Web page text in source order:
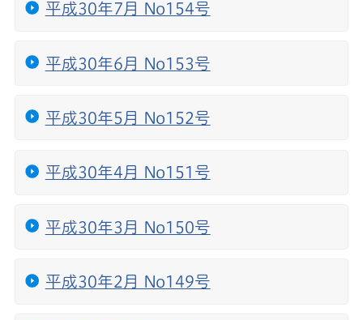
平成30年7月 No154号
平成30年6月 No153号
平成30年5月 No152号
平成30年4月 No151号
平成30年3月 No150号
平成30年2月 No149号